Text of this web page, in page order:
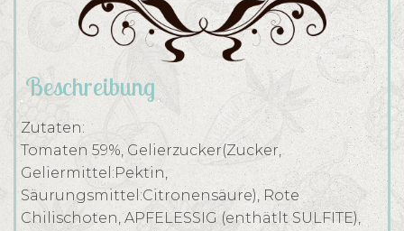
Beschreibung
Zutaten:
Tomaten 59%, Gelierzucker(Zucker,
Geliermittel:Pektin,
Säurungsmittel:Citronensäure), Rote
Chilischoten, APFELESSIG (enthätlt SULFITE),